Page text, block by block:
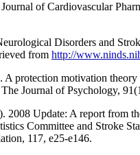
of Cardiovascular
Disorders and
from http://
A protection motivation theory
Journal of Psychology,
2008 Update: A report from
Committee and Stroke
117, e25-e146.